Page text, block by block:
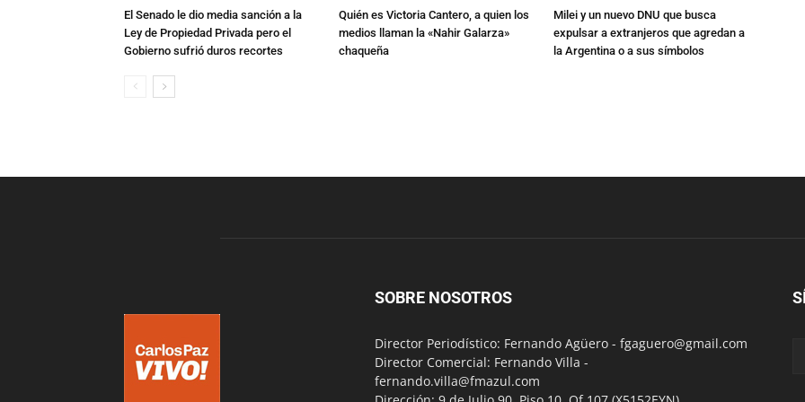
El Senado le dio media sanción a la
Ley de Propiedad Privada pero el
Gobierno sufrió duros recortes
Quién es Victoria Cantero, a quien los
medios llaman la «Nahir Galarza»
chaqueña
Milei y un nuevo DNU que busca
expulsar a extranjeros que agredan a
la Argentina o a sus símbolos
SOBRE NOSOTROS
Director Periodístico: Fernando Agüero - fgaguero@gmail.com
Director Comercial: Fernando Villa -
fernando.villa@fmazul.com